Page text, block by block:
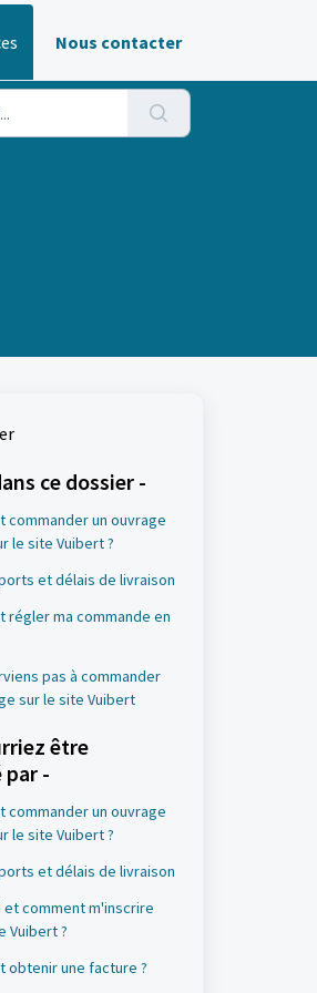
Nous contacter
ce dossier -
commander un ouvrage
le site Vuibert ?
et délais de livraison
régler ma commande en
pas à commander
sur le site Vuibert
être
par -
commander un ouvrage
le site Vuibert ?
et délais de livraison
et comment m'inscrire
Vuibert ?
obtenir une facture ?